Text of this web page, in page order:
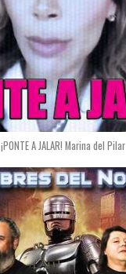
¡PONTE A JALAR! Marina del Pilar